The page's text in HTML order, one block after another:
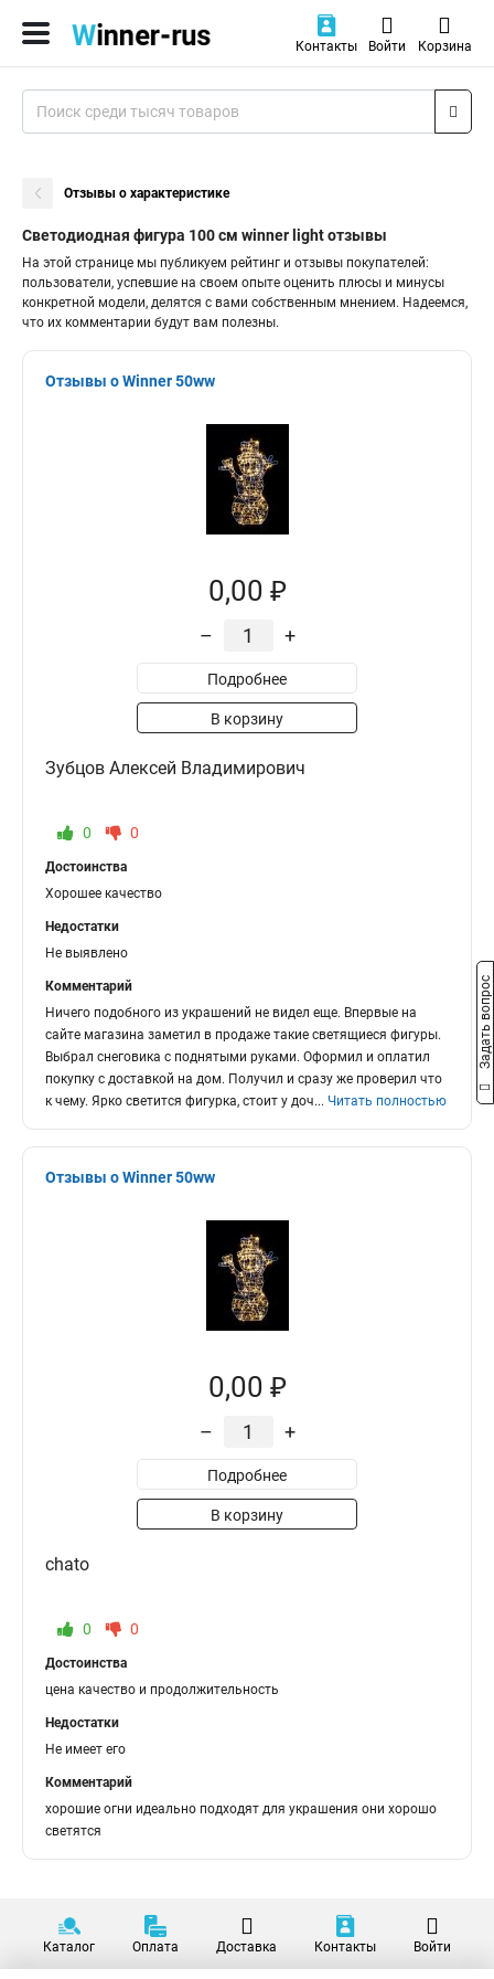
Контакты Войти Корзина
Отзывы о характеристике
Светодиодная фигура 100 см winner light отзывы
На этой странице мы публикуем рейтинг и отзывы покупателей:
пользователи, успевшие на своем опыте оценить плюсы и минусы
конкретной модели, делятся с вами собственным мнением. Надеемся,
что их комментарии будут вам полезны.
Отзывы о Winner 50ww
0,00 ₽
– +
Подробнее
В корзину
Зубцов Алексей Владимирович
0 0
Достоинства
Хорошее качество
Недостатки
Не выявлено
Комментарий
Ничего подобного из украшений не видел еще. Впервые на
сайте магазина заметил в продаже такие светящиеся фигуры.
Выбрал снеговика с поднятыми руками. Оформил и оплатил
покупку с доставкой на дом. Получил и сразу же проверил что
к чему. Ярко светится фигурка, стоит у доч... Читать полностью
Отзывы о Winner 50ww
0,00 ₽
– +
Подробнее
В корзину
chato
0 0
Достоинства
цена качество и продолжительность
Недостатки
Не имеет его
Комментарий
хорошие огни идеально подходят для украшения они хорошо
светятся
Каталог Оплата Доставка Контакты Войти
Задать вопрос